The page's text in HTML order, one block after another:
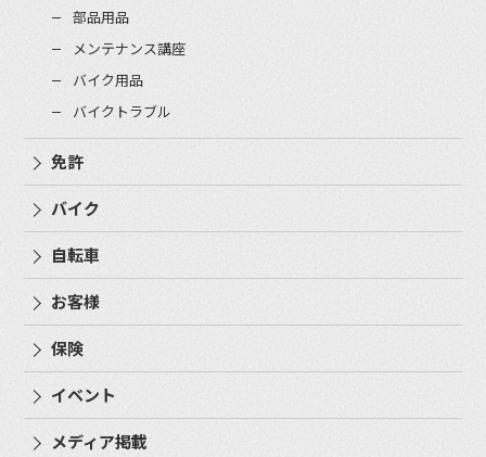
部品用品
メンテナンス講座
バイク用品
バイクトラブル
免許
バイク
自転車
お客様
保険
イベント
メディア掲載